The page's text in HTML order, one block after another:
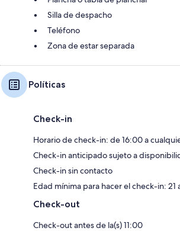
Silla de despacho
Teléfono
Zona de estar separada
Políticas
Check-in
Horario de check-in: de 16:00 a
Check-in anticipado sujeto a
Check-in sin contacto
Edad mínima para hacer el check-in: 21
Check-out
Check-out antes de la(s) 11:00